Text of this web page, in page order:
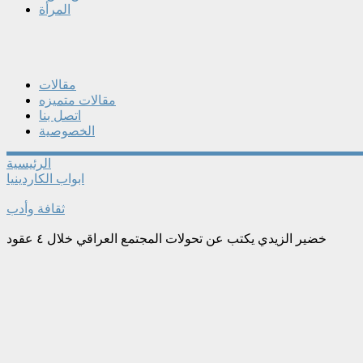
المرأة
مقالات
مقالات متميزه
اتصل بنا
الخصوصية
الرئيسية
ابواب الكاردينيا
ثقافة وأدب
خضير الزيدي يكتب عن تحولات المجتمع العراقي خلال ٤ عقود